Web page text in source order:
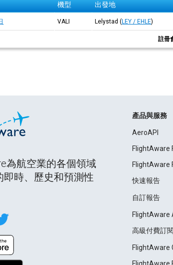
機型 出發地
VALI Lelystad (LEY / EHLE)
註冊
為航空業的各個領域
即時、歷史和預測性
產品與服務
AeroAPI
FlightAware
FlightAware
快速報告
自訂報告
FlightAware
高級付費訂閱
FlightAware